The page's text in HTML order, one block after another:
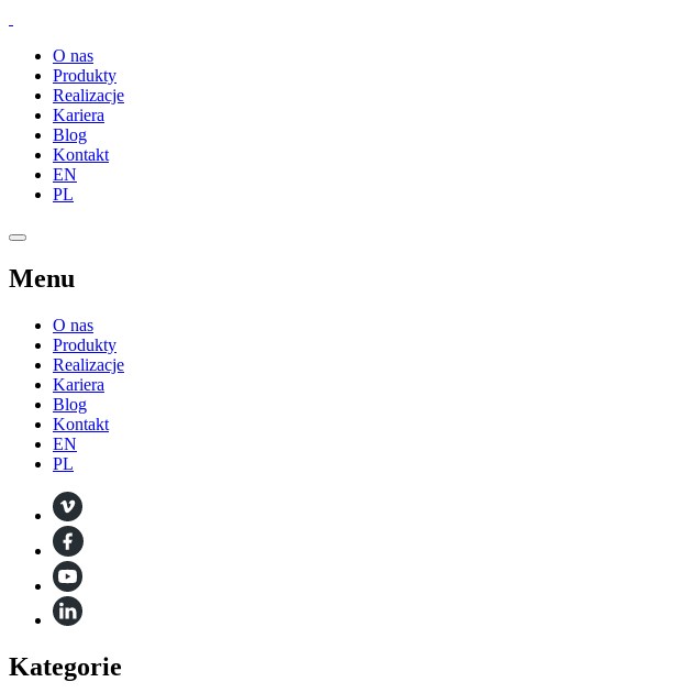
O nas
Produkty
Realizacje
Kariera
Blog
Kontakt
EN
PL
Menu
O nas
Produkty
Realizacje
Kariera
Blog
Kontakt
EN
PL
Kategorie